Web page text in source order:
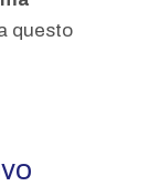
questo